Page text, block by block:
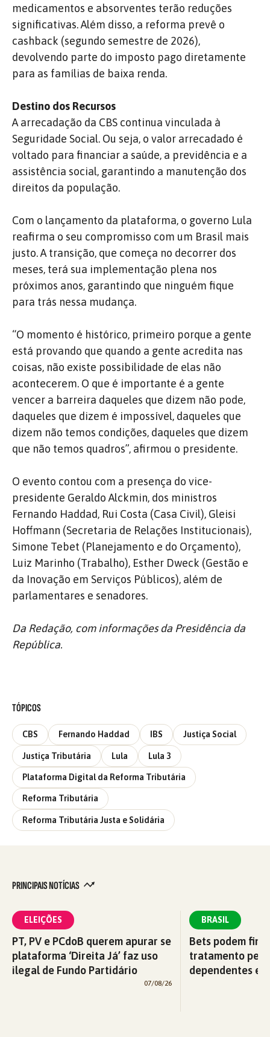
medicamentos e absorventes terão reduções
significativas. Além disso, a reforma prevê o
cashback (segundo semestre de 2026),
devolvendo parte do imposto pago diretamente
para as famílias de baixa renda.
Destino dos Recursos
A arrecadação da CBS continua vinculada à
Seguridade Social. Ou seja, o valor arrecadado é
voltado para financiar a saúde, a previdência e a
assistência social, garantindo a manutenção dos
direitos da população.
Com o lançamento da plataforma, o governo Lula
reafirma o seu compromisso com um Brasil mais
justo. A transição, que começa no decorrer dos
meses, terá sua implementação plena nos
próximos anos, garantindo que ninguém fique
para trás nessa mudança.
“O momento é histórico, primeiro porque a gente
está provando que quando a gente acredita nas
coisas, não existe possibilidade de elas não
acontecerem. O que é importante é a gente
vencer a barreira daqueles que dizem não pode,
daqueles que dizem é impossível, daqueles que
dizem não temos condições, daqueles que dizem
que não temos quadros”, afirmou o presidente.
O evento contou com a presença do vice-
presidente Geraldo Alckmin, dos ministros
Fernando Haddad, Rui Costa (Casa Civil), Gleisi
Hoffmann (Secretaria de Relações Institucionais),
Simone Tebet (Planejamento e do Orçamento),
Luiz Marinho (Trabalho), Esther Dweck (Gestão e
da Inovação em Serviços Públicos), além de
parlamentares e senadores.
Da Redação, com informações da Presidência da
República.
TÓPICOS
CBS Fernando Haddad IBS Justiça Social
Justiça Tributária Lula Lula 3
Plataforma Digital da Reforma Tributária
Reforma Tributária
Reforma Tributária Justa e Solidária
PRINCIPAIS NOTÍCIAS
ELEIÇÕES
PT, PV e PCdoB querem apurar se
plataforma ‘Direita Já’ faz uso
ilegal de Fundo Partidário
07/08/26
BRASIL
Bets podem
tratamento pelo
dependentes